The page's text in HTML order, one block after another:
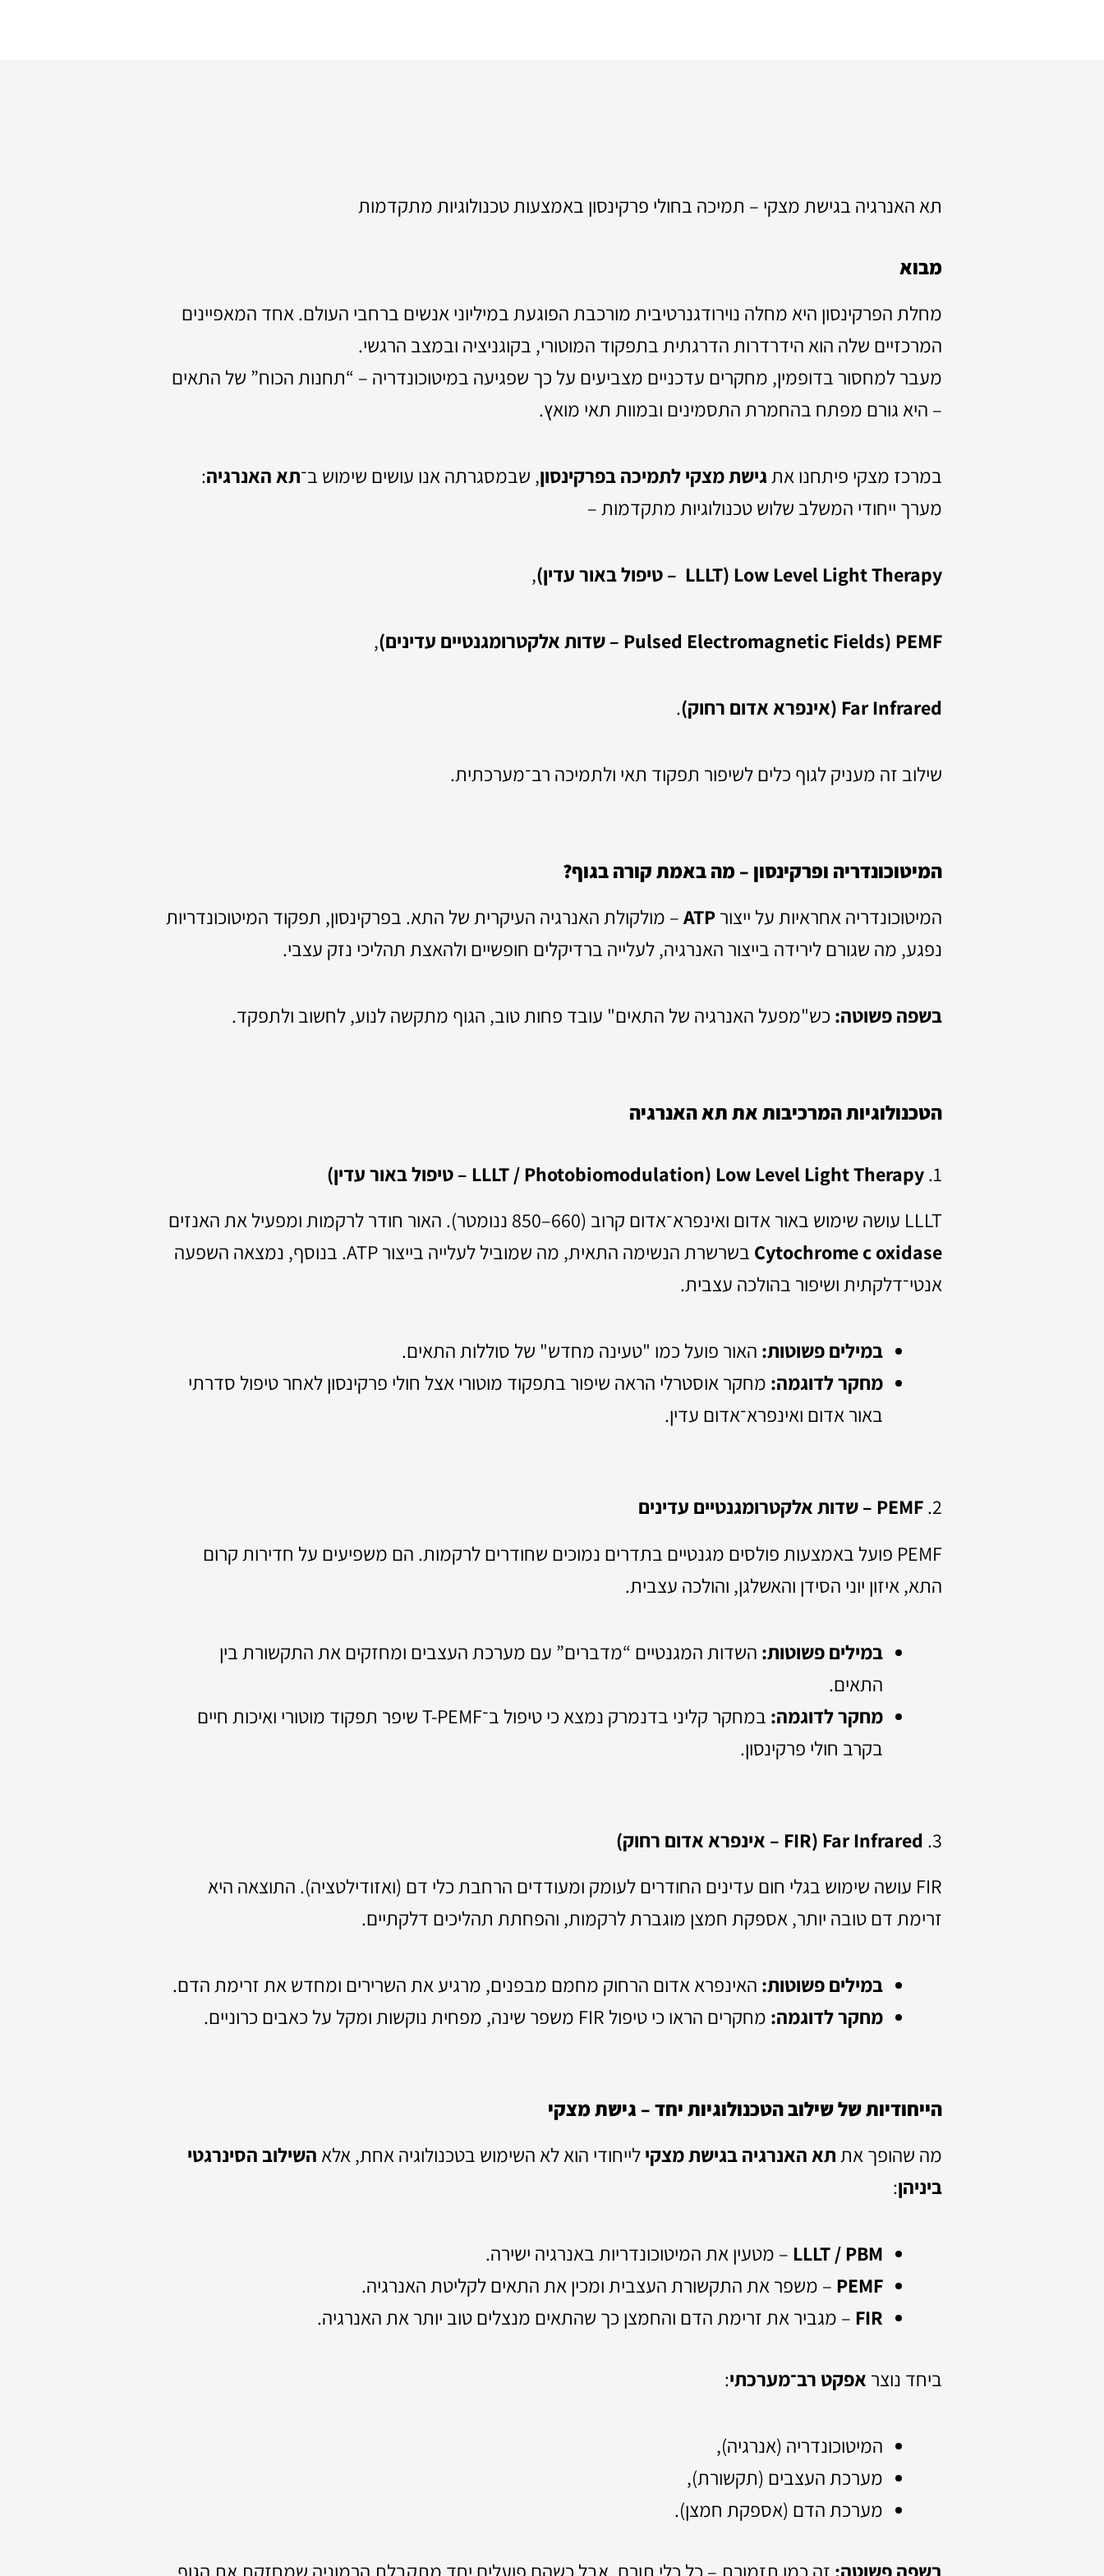
תא האנרגיה בגישת מצקי – תמיכה בחולי פרקינסון באמצעות טכנולוגיות מתקדמות
מבוא
מחלת הפרקינסון היא מחלה נוירודגנרטיבית מורכבת הפוגעת במיליוני אנשים ברחבי העולם. אחד המאפיינים
המרכזיים שלה הוא הידרדרות הדרגתית בתפקוד המוטורי, בקוגניציה ובמצב הרגשי.
מעבר למחסור בדופמין, מחקרים עדכניים מצביעים על כך שפגיעה במיטוכונדריה – “תחנות הכוח” של התאים
– היא גורם מפתח בהחמרת התסמינים ובמוות תאי מואץ.
במרכז מצקי פיתחנו אתגישת מצקי לתמיכה בפרקינסון, שבמסגרתה אנו עושים שימוש ב־תא האנרגיה:
מערך ייחודי המשלב שלוש טכנולוגיות מתקדמות –
Low Level Light Therapy (LLLT – טיפול באור עדין) ,
PEMF (Pulsed Electromagnetic Fields – שדות אלקטרומגנטיים עדינים) ,
Far Infrared (אינפרא אדום רחוק) .
שילוב זה מעניק לגוף כלים לשיפור תפקוד תאי ולתמיכה רב־מערכתית.
המיטוכונדריה ופרקינסון – מה באמת קורה בגוף?
המיטוכונדריה אחראיות על ייצורATP– מולקולת האנרגיה העיקרית של התא. בפרקינסון, תפקוד המיטוכונדריות
נפגע, מה שגורם לירידה בייצור האנרגיה, לעלייה ברדיקלים חופשיים ולהאצת תהליכי נזק עצבי.
בשפה פשוטה: כש"מפעל האנרגיה של התאים" עובד פחות טוב, הגוף מתקשה לנוע, לחשוב ולתפקד.
הטכנולוגיות המרכיבות את תא האנרגיה
1.
LLLT עושה שימוש באור אדום ואינפרא־אדום קרוב (660–850 ננומטר). האור חודר לרקמות ומפעיל את האנזים
Cytochrome c oxidase
בשרשרת הנשימה התאית, מה שמוביל לעלייה בייצור ATP. בנוסף, נמצאה השפעה
אנטי־דלקתית ושיפור בהולכה עצבית.
במילים פשוטות: האור פועל כמו "טעינה מחדש" של סוללות התאים.
מחקר לדוגמה: מחקר אוסטרלי הראה שיפור בתפקוד מוטורי אצל חולי פרקינסון לאחר טיפול סדרתי
באור אדום ואינפרא־אדום עדין.
2.
PEMF פועל באמצעות פולסים מגנטיים בתדרים נמוכים שחודרים לרקמות. הם משפיעים על חדירות קרום
התא, איזון יוני הסידן והאשלגן, והולכה עצבית.
במילים פשוטות: השדות המגנטיים “מדברים” עם מערכת העצבים ומחזקים את התקשורת בין
התאים.
מחקר לדוגמה:
במחקר קליני בדנמרק נמצא כי טיפול ב־T-PEMF שיפר תפקוד מוטורי ואיכות חיים
בקרב חולי פרקינסון.
3. Far Infrared (FIR – אינפרא אדום רחוק)
FIR עושה שימוש בגלי חום עדינים החודרים לעומק ומעודדים הרחבת כלי דם (ואזודילטציה). התוצאה היא
זרימת דם טובה יותר, אספקת חמצן מוגברת לרקמות, והפחתת תהליכים דלקתיים.
במילים פשוטות: האינפרא אדום הרחוק מחמם מבפנים, מרגיע את השרירים ומחדש את זרימת הדם.
מחקר לדוגמה: מחקרים הראו כי טיפול FIR משפר שינה, מפחית נוקשות ומקל על כאבים כרוניים.
הייחודיות של שילוב הטכנולוגיות יחד – גישת מצקי
מה שהופך אתתא האנרגיה בגישת מצקילייחודי הוא לא השימוש בטכנולוגיה אחת, אלא השילוב הסינרגטי
ביניהן:
LLLT / PBM – מטעין את המיטוכונדריות באנרגיה ישירה.
PEMF – משפר את התקשורת העצבית ומכין את התאים לקליטת האנרגיה.
FIR – מגביר את זרימת הדם והחמצן כך שהתאים מנצלים טוב יותר את האנרגיה.
ביחד נוצר אפקט רב־מערכתי:
המיטוכונדריה (אנרגיה),
מערכת העצבים (תקשורת),
מערכת הדם (אספקת חמצן).